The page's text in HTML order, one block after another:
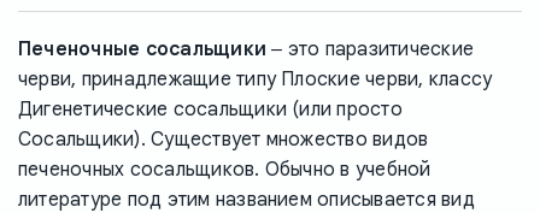
Печеночные сосальщики ‒ это паразитические
черви, принадлежащие типу Плоские черви, классу
Дигенетические сосальщики (или просто
Сосальщики). Существует множество видов
печеночных сосальщиков. Обычно в учебной
литературе под этим названием описывается вид